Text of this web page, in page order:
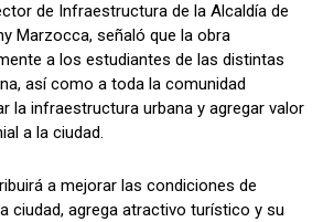
de Infraestructura de la Alcaldía de
Marzocca, señaló que la obra
a los estudiantes de las distintas
así como a toda la comunidad
la infraestructura urbana y agregar valor
a la ciudad.
a mejorar las condiciones de
ciudad, agrega atractivo turístico y su